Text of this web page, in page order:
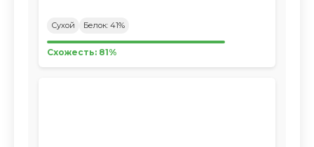
Сухой Белок: 41%
Схожесть: 81%